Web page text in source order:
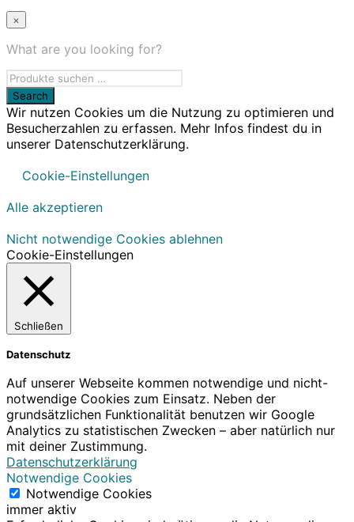
×
What are you looking for?
Wir nutzen Cookies um die Nutzung zu optimieren und
Besucherzahlen zu erfassen. Mehr Infos findest du in
unserer Datenschutzerklärung.
Cookie-Einstellungen
Alle akzeptieren
Nicht notwendige Cookies ablehnen
Cookie-Einstellungen
Schließen
Datenschutz
Auf unserer Webseite kommen notwendige und nicht-
notwendige Cookies zum Einsatz. Neben der
grundsätzlichen Funktionalität benutzen wir Google
Analytics zu statistischen Zwecken – aber natürlich nur
mit deiner Zustimmung.
Datenschutzerklärung
Notwendige Cookies
Notwendige Cookies
immer aktiv